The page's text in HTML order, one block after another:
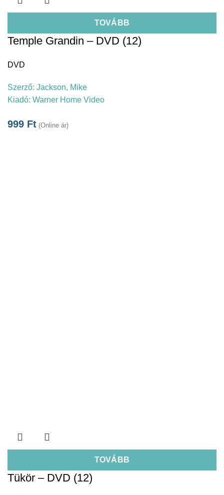
TOVÁBB
Temple Grandin – DVD (12)
DVD
Szerző: Jackson, Mike
Kiadó: Warner Home Video
999 Ft (Online ár)
TOVÁBB
Tükör – DVD (12)